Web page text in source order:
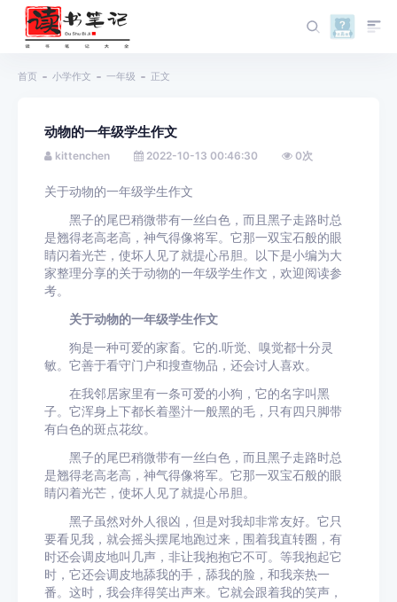
首页 小学作文 一年级 正文
动物的一年级学生作文
kittenchen 2022-10-13 00:46:30 0次
关于动物的一年级学生作文
黑子的尾巴稍微带有一丝白色，而且黑子走路时总
是翘得老高老高，神气得像将军。它那一双宝石般的眼
睛闪着光芒，使坏人见了就提心吊胆。以下是小编为大
家整理分享的关于动物的一年级学生作文，欢迎阅读参
考。
关于动物的一年级学生作文
狗是一种可爱的家畜。它的.听觉、嗅觉都十分灵
敏。它善于看守门户和搜查物品，还会讨人喜欢。
在我邻居家里有一条可爱的小狗，它的名字叫黑
子。它浑身上下都长着墨汁一般黑的毛，只有四只脚带
有白色的斑点花纹。
黑子的尾巴稍微带有一丝白色，而且黑子走路时总
是翘得老高老高，神气得像将军。它那一双宝石般的眼
睛闪着光芒，使坏人见了就提心吊胆。
黑子虽然对外人很凶，但是对我却非常友好。它只
要看见我，就会摇头摆尾地跑过来，围着我直转圈，有
时还会调皮地叫几声，非让我抱抱它不可。等我抱起它
时，它还会调皮地舔我的手，舔我的脸，和我亲热一
番。这时，我会痒得笑出声来。它就会跟着我的笑声，